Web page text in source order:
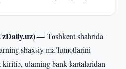
—Toshkent shahrida
shaxsiy maʼlumotlarini
kiritib, ularning bank kartalaridan